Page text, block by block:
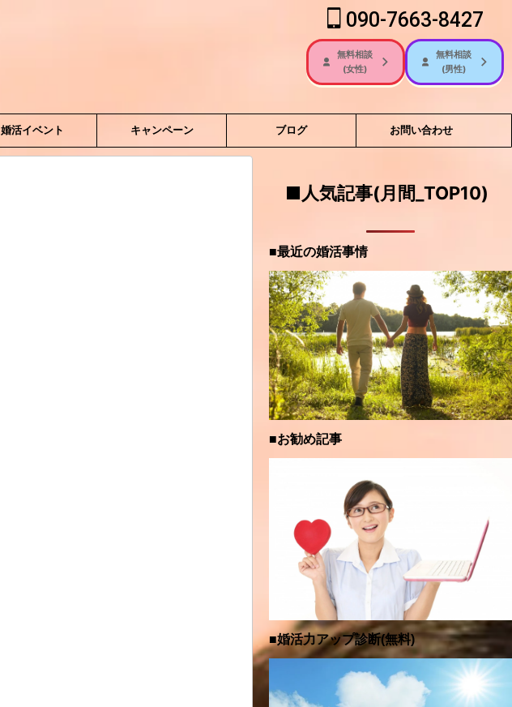
090-7663-8427
無料相談
(女性)
無料相談
(男性)
婚活イベント キャンペーン ブログ お問い合わせ
■人気記事(月間_TOP10)
■最近の婚活事情
■お勧め記事
■婚活力アップ診断(無料)